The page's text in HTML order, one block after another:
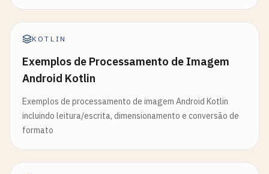
KOTLIN
Exemplos de Processamento de Imagem
Android Kotlin
Exemplos de processamento de imagem Android Kotlin
incluindo leitura/escrita, dimensionamento e conversão de
formato